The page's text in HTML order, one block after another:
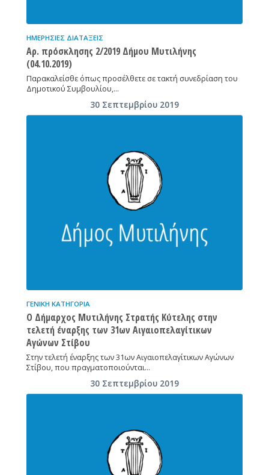
ΗΜΕΡΉΣΙΕΣ ΔΙΑΤΆΞΕΙΣ
Αρ. πρόσκλησης 2/2019 Δήμου Μυτιλήνης
(04.10.2019)
Παρακαλείσθε όπως προσέλθετε σε τακτή συνεδρίαση του
Δημοτικού Συμβουλίου,…
30 Σεπτεμβρίου 2019
ΓΕΝΙΚΉ ΚΑΤΗΓΟΡΊΑ
Ο Δήμαρχος Μυτιλήνης Στρατής Κύτελης στην
τελετή έναρξης των 31ων Αιγαιοπελαγίτικων
Αγώνων Στίβου
Στην τελετή έναρξης των 31ων Αιγαιοπελαγίτικων Αγώνων
Στίβου, που πραγματοποιούνται…
30 Σεπτεμβρίου 2019